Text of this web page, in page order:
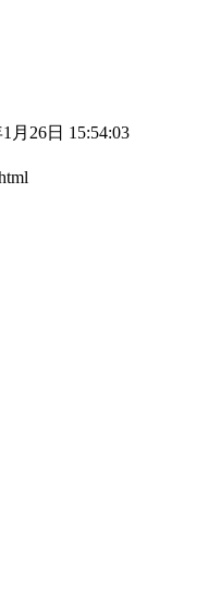
月26日 15:54:03